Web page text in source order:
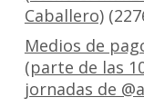
Caballero)
Medios de
(parte de las
jornadas de